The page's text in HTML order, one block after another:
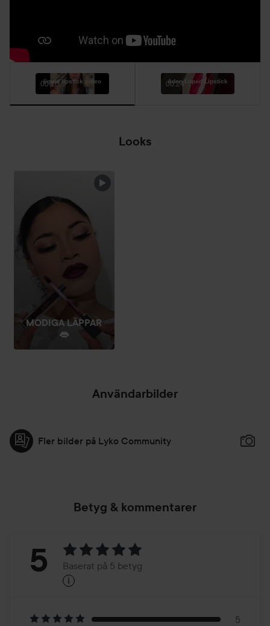
liquid lipstick video
00:16 Aden Liquid Lipstick
00:24
Looks
MODIGA LÄPPAR
👄
Användarbilder
Fler bilder på Lyko Community
Betyg & kommentarer
Betyg:
Baserat
5 Baserat på 5 betyg
i
5